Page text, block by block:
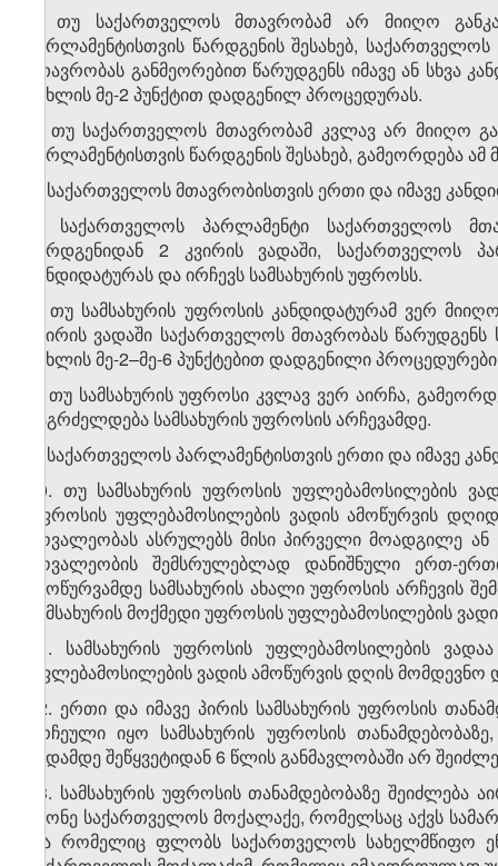
3. თუ საქართველოს მთავრობამ არ მიიღო
პარლამენტისთვის წარდგენის შესახებ,
მთავრობას განმეორებით წარუდგენს იმავე ან სხვა
მუხლის მე-2 პუნქტით დადგენილ პროცედურას.
4. თუ საქართველოს მთავრობამ კვლავ არ მიიღო
პარლამენტისთვის წარდგენის შესახებ, გამეორდება
5. საქართველოს მთავრობისთვის ერთი და იმავე
6. საქართველოს პარლამენტი საქართველოს
წარდგენიდან 2 კვირის ვადაში, საქართველოს
კანდიდატურას და ირჩევს სამსახურის უფროსს.
7. თუ სამსახურის უფროსის კანდიდატურამ ვერ
კვირის ვადაში საქართველოს მთავრობას
მუხლის მე-2–მე-6 პუნქტებით დადგენილი
8. თუ სამსახურის უფროსი კვლავ ვერ აირჩა,
გაგრძელდება სამსახურის უფროსის არჩევამდე.
9. საქართველოს პარლამენტისთვის ერთი და იმავე
10. თუ სამსახურის უფროსის უფლებამოსილების
უფროსის უფლებამოსილების ვადის ამოწურვის
მოვალეობას ასრულებს მისი პირველი მოადგილე
მოვალეობის შემსრულებლად დანიშნული ერთ-
ამოწურვამდე სამსახურის ახალი უფროსის არჩევის
სამსახურის მოქმედი უფროსის უფლებამოსილების
11. სამსახურის უფროსის უფლებამოსილების
უფლებამოსილების ვადის ამოწურვის დღის მომდევნო
12. ერთი და იმავე პირის სამსახურის უფროსის
არჩეული იყო სამსახურის უფროსის
ვადამდე შეწყვეტიდან 6 წლის განმავლობაში არ
13. სამსახურის უფროსის თანამდებობაზე
მქონე საქართველოს მოქალაქე, რომელსაც აქვს
და რომელიც ფლობს საქართველოს სახელმწიფო